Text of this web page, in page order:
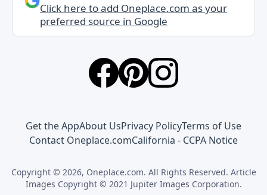
Click here to add Oneplace.com as your
preferred source in Google
Get the AppAbout UsPrivacy PolicyTerms of Use
Contact Oneplace.comCalifornia - CCPA Notice
Copyright © 2026, Oneplace.com. All Rights Reserved. Article
Images Copyright © 2021 Jupiter Images Corporation.